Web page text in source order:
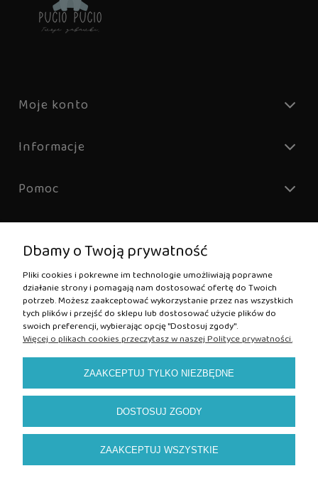
Moje konto
Informacje
Pomoc
Kontakt:
sklep@puciopucio.pl
tel. +48 511 839 858
Dbamy o Twoją prywatność
Pliki cookies i pokrewne im technologie umożliwiają poprawne
działanie strony i pomagają nam dostosować ofertę do Twoich
potrzeb. Możesz zaakceptować wykorzystanie przez nas wszystkich
tych plików i przejść do sklepu lub dostosować użycie plików do
swoich preferencji, wybierając opcję "Dostosuj zgody".
Więcej o plikach cookies przeczytasz w naszej Polityce prywatności.
ZAAKCEPTUJ TYLKO NIEZBĘDNE
DOSTOSUJ ZGODY
ZAAKCEPTUJ WSZYSTKIE